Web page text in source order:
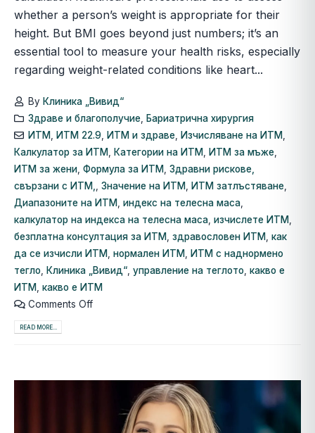
whether a person’s weight is appropriate for their
height. But BMI goes beyond just numbers; it’s an
essential tool to measure your health risks, especially
regarding weight-related conditions like heart...
By Клиника „Вивид“
Здраве и благополучие,
Бариатрична хирургия
ИТМ
ИТМ 22.9, ИТМ и здраве, Изчисляване на ИТМ
Калкулатор за ИТМ
Категории на ИТМ ИТМ за мъже
ИТМ за жени Формула за ИТМ
Здравни рискове,
свързани с ИТМ,
Значение на ИТМ ИТМ затлъстяване
Диапазоните на ИТМ
индекс на телесна маса
калкулатор на индекса на телесна маса изчислете ИТМ
безплатна консултация за ИТМ
здравословен ИТМ
как
да се изчисли ИТМ
нормален ИТМ
ИТМ с наднормено
тегло
Клиника „Вивид“ управление на теглото какво е
ИТМ
какво е ИТМ
Comments Off
READ MORE...